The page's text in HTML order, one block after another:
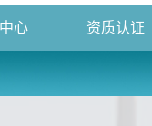
心 资质认证